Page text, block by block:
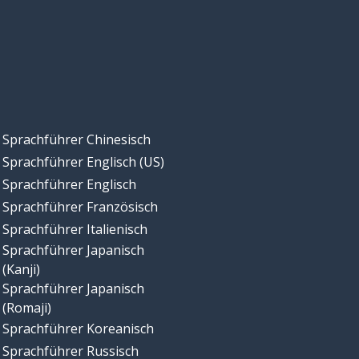
in der Nähe; neben
zu; sehr
verschieden; unterschiedlich
Zeit
Sprachführer Chinesisch
Sprachführer Englisch (US)
Sprachführer Englisch
Sprachführer Französisch
Sprachführer Italienisch
Sprachführer Japanisch
(Kanji)
Sprachführer Japanisch
(Romaji)
Sprachführer Koreanisch
Sprachführer Russisch